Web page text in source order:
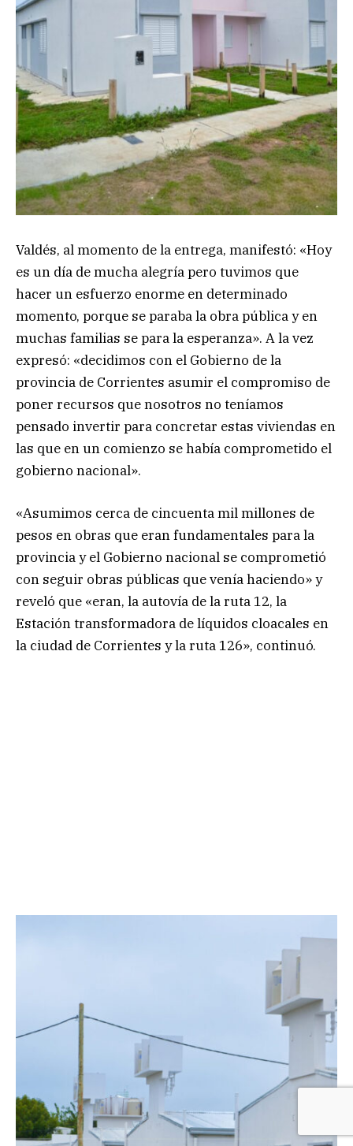
Valdés, al momento de la entrega, manifestó: «Hoy
es un día de mucha alegría pero tuvimos que
hacer un esfuerzo enorme en determinado
momento, porque se paraba la obra pública y en
muchas familias se para la esperanza». A la vez
expresó: «decidimos con el Gobierno de la
provincia de Corrientes asumir el compromiso de
poner recursos que nosotros no teníamos
pensado invertir para concretar estas viviendas en
las que en un comienzo se había comprometido el
gobierno nacional».
«Asumimos cerca de cincuenta mil millones de
pesos en obras que eran fundamentales para la
provincia y el Gobierno nacional se comprometió
con seguir obras públicas que venía haciendo» y
reveló que «eran, la autovía de la ruta 12, la
Estación transformadora de líquidos cloacales en
la ciudad de Corrientes y la ruta 126», continuó.